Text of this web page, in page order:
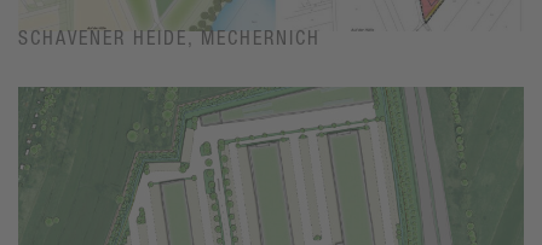
SCHAVENER HEIDE, MECHERNICH